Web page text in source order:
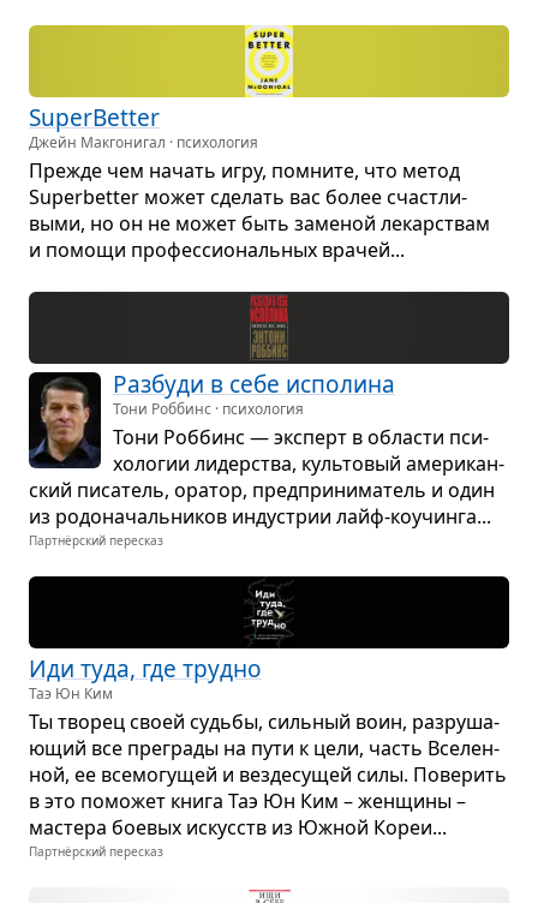
SuperBetter
Джейн Макгонигал · психология
Прежде чем начать игру, помните, что метод
Superbetter может сде­лать вас более счаст­ли­
выми, но он не может быть заме­ной лекар­ствам
и помощи про­фес­си­о­наль­ных вра­чей...
Раз­буди в себе испо­лина
Тони Роббинс · психология
Тони Роб­бинс — экс­перт в обла­сти пси­
хо­ло­гии лидер­ства, куль­то­вый аме­ри­кан­
ский писа­тель, ора­тор, пред­при­ни­ма­тель и один
из родо­на­чаль­ни­ков инду­стрии лайф-коучинга...
Партнёрский пересказ
Иди туда, где трудно
Таэ Юн Ким
Ты тво­рец своей судьбы, силь­ный воин, раз­ру­ша­
ю­щий все пре­грады на пути к цели, часть Все­лен­
ной, ее все­мо­гу­щей и вез­де­су­щей силы. Пове­рить
в это помо­жет книга Таэ Юн Ким – жен­щины –
мастера бое­вых искусств из Южной Кореи...
Партнёрский пересказ